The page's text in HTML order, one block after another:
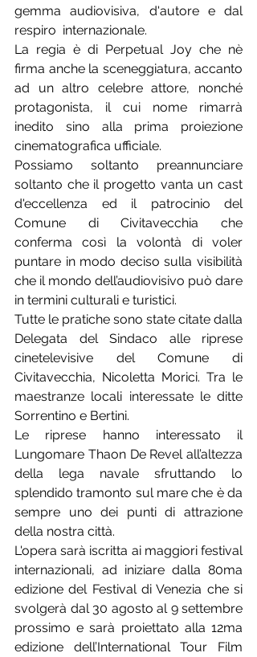
gemma audiovisiva, d'autore e dal
respiro  internazionale.
La regia è di Perpetual Joy che nè
firma anche la sceneggiatura, accanto
ad un altro celebre attore, nonché
protagonista, il cui nome rimarrà
inedito sino alla prima proiezione
cinematografica ufficiale.
Possiamo soltanto preannunciare
soltanto che il progetto vanta un cast
d'eccellenza ed il patrocinio del
Comune di Civitavecchia che
conferma così la volontà di voler
puntare in modo deciso sulla visibilità
che il mondo dell’audiovisivo può dare
in termini culturali e turistici.
Tutte le pratiche sono state citate dalla
Delegata del Sindaco alle riprese
cinetelevisive del Comune di
Civitavecchia, Nicoletta Morici. Tra le
maestranze locali interessate le ditte
Sorrentino e Bertini.
Le riprese hanno interessato il
Lungomare Thaon De Revel all’altezza
della lega navale sfruttando lo
splendido tramonto sul mare che è da
sempre uno dei punti di attrazione
della nostra città.
L'opera sarà iscritta ai maggiori festival
internazionali, ad iniziare dalla 80ma
edizione del Festival di Venezia che si
svolgerà dal 30 agosto al 9 settembre
prossimo e sarà proiettato alla 12ma
edizione dell’International Tour Film